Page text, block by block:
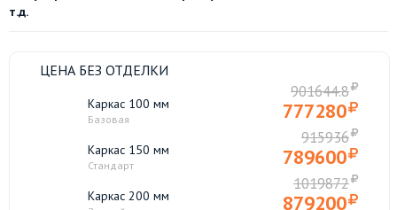
т.д.
ЦЕНА БЕЗ ОТДЕЛКИ
Каркас 100 мм
Базовая
901644.8
777280
Каркас 150 мм
Стандарт
915936
789600
Каркас 200 мм
1019872
879200